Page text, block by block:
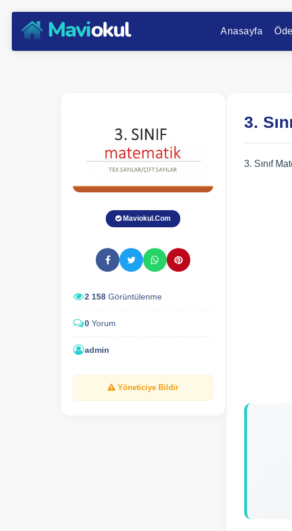
Maviokul Anasayfa
Maviokul.Com
2 158 Görüntülenme
0 Yorum
admin
Yöneticiye Bildir
3.
3. Sınıf